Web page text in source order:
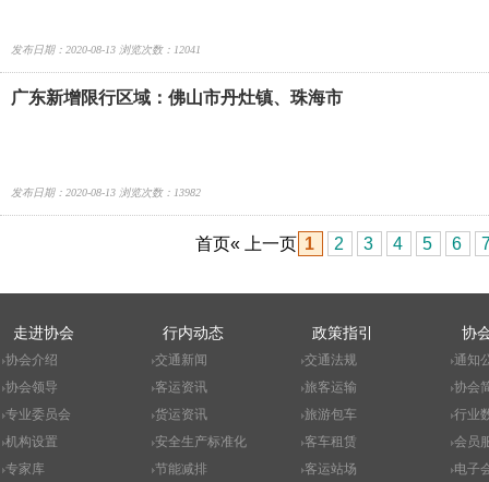
发布日期：2020-08-13 浏览次数：12041
广东新增限行区域：佛山市丹灶镇、珠海市
发布日期：2020-08-13 浏览次数：13982
首页« 上一页 1 2 3 4 5 6
走进协会
协会介绍
协会领导
专业委员会
机构设置
专家库
行内动态
交通新闻
客运资讯
货运资讯
安全生产标准化
节能减排
政策指引
交通法规
旅客运输
旅游包车
客车租赁
客运站场
协
通知
协会
行业
会员
电子